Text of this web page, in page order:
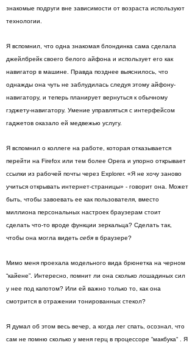
знакомые подруги вне зависимости от возраста используют
технологии.
Я вспомнил, что одна знакомая блондинка сама сделала
джейлбрейк своего белого айфона и использует его как
навигатор в машине. Правда позднее выяснилось, что
однажды она чуть не заблудилась следуя этому айфону-
навигатору, и теперь планирует вернуться к обычному
гэджету-навигатору. Умение управляться с интерфейсом
гаджетов оказало ей медвежью услугу.
Я вспомнил о коллеге на работе, которая отказывается
перейти на Firefox или тем более Opera и упорно открывает
ссылки из рабочей почты через Explorer. «Я не хочу заново
учиться открывать интернет-страницы» - говорит она. Может
быть, чтобы завоевать ее как пользователя, вместо
миллиона персональных настроек браузерам стоит
сделать что-то вроде функции зеркальца? Сделать так,
чтобы она могла видеть себя в браузере?
Мимо меня проехала модельного вида брюнетка на черном
“кайене”. Интересно, помнит ли она сколько лошадиных сил
у нее под капотом? Или ей важно только то, как она
смотрится в отражении тонированных стекол?
Я думал об этом весь вечер, а когда лег спать, осознал, что
сам не помню сколько у меня герц в процессоре “макбука“ . Я